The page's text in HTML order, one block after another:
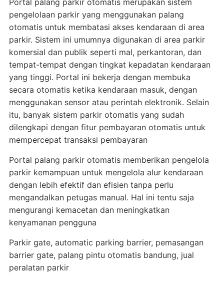
Portal palang parkir otomatis merupakan sistem
pengelolaan parkir yang menggunakan palang
otomatis untuk membatasi akses kendaraan di area
parkir. Sistem ini umumnya digunakan di area parkir
komersial dan publik seperti mal, perkantoran, dan
tempat-tempat dengan tingkat kepadatan kendaraan
yang tinggi. Portal ini bekerja dengan membuka
secara otomatis ketika kendaraan masuk, dengan
menggunakan sensor atau perintah elektronik. Selain
itu, banyak sistem parkir otomatis yang sudah
dilengkapi dengan fitur pembayaran otomatis untuk
mempercepat transaksi pembayaran
Portal palang parkir otomatis memberikan pengelola
parkir kemampuan untuk mengelola alur kendaraan
dengan lebih efektif dan efisien tanpa perlu
mengandalkan petugas manual. Hal ini tentu saja
mengurangi kemacetan dan meningkatkan
kenyamanan pengguna
Parkir gate, automatic parking barrier, pemasangan
barrier gate, palang pintu otomatis bandung, jual
peralatan parkir